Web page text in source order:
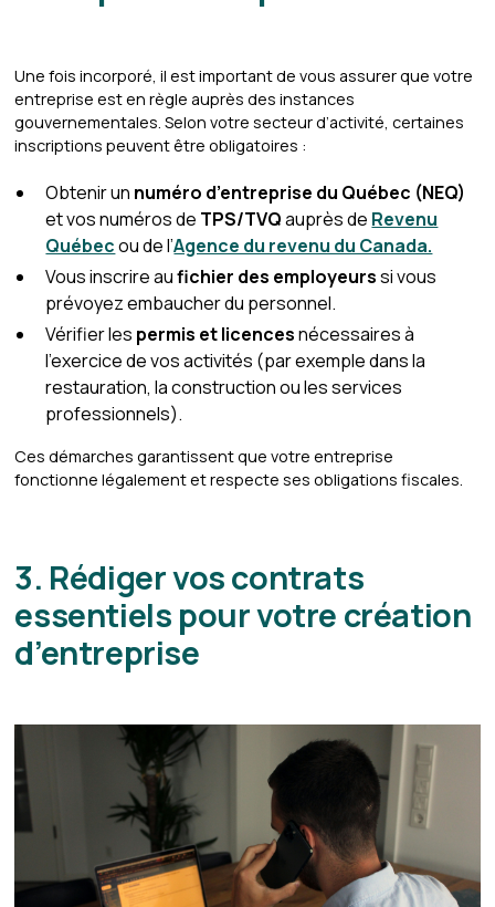
Une fois incorporé, il est important de vous assurer que votre
entreprise est en règle auprès des instances
gouvernementales. Selon votre secteur d’activité, certaines
inscriptions peuvent être obligatoires :
Obtenir un numéro d’entreprise du Québec (NEQ)
et vos numéros de TPS/TVQauprès de Revenu
Québecou de l’Agence du revenu du Canada.
Vous inscrire aufichier des employeurssi vous
prévoyez embaucher du personnel.
Vérifier les permis et licencesnécessaires à
l’exercice de vos activités (par exemple dans la
restauration, la construction ou les services
professionnels).
Ces démarches garantissent que votre entreprise
fonctionne légalement et respecte ses obligations fiscales.
3. Rédiger vos contrats
essentiels pour votre création
d’entreprise